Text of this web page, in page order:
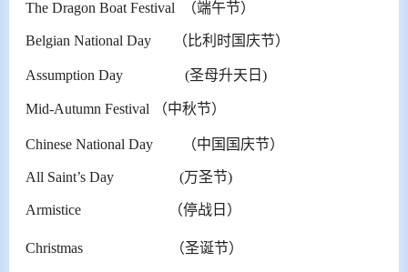
The Dragon Boat Festival （端午节）
Belgian National Day （比利时国庆节）
Assumption Day (圣母升天日)
Mid-Autumn Festival （中秋节）
Chinese National Day （中国国庆节）
All Saint’s Day (万圣节)
Armistice （停战日）
Christmas （圣诞节）